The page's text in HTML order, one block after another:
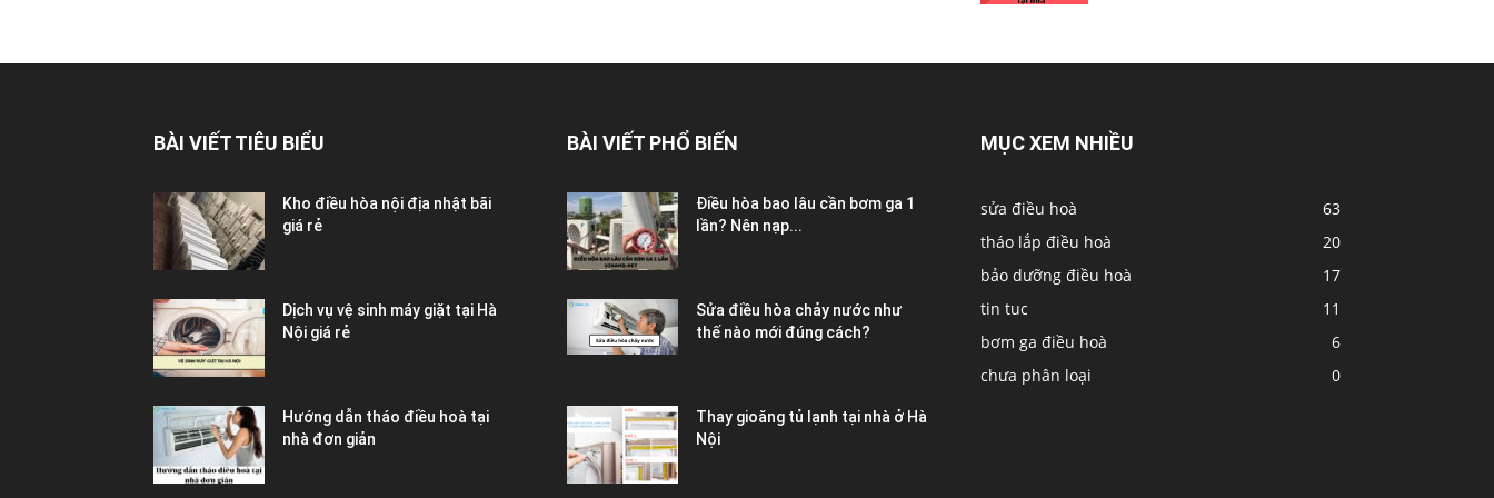
BÀI VIẾT TIÊU BIỂU
Kho điều hòa nội địa nhật bãi
giá rẻ
Dịch vụ vệ sinh máy giặt tại Hà
Nội giá rẻ
Hướng dẫn tháo điều hoà tại
nhà đơn giản
BÀI VIẾT PHỔ BIẾN
Điều hòa bao lâu cần bơm ga 1
lần? Nên nạp...
Sửa điều hòa chảy nước như
thế nào mới đúng cách?
Thay gioăng tủ lạnh tại nhà ở Hà
Nội
MỤC XEM NHIỀU
sửa điều hoà
63
tháo lắp điều hoà
20
bảo dưỡng điều hoà
17
tin tuc
11
bơm ga điều hoà
6
chưa phân loại
0